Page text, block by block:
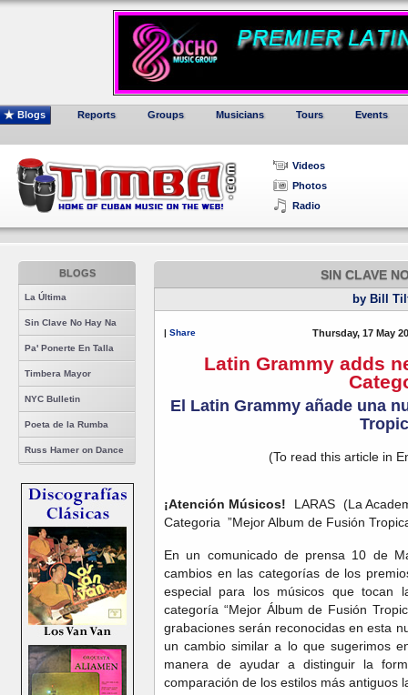
Blogs Reports Groups Musicians Tours Events
Videos
Photos
Radio
BLOGS
La Última
Sin Clave No Hay Na
Pa' Ponerte En Talla
Timbera Mayor
NYC Bulletin
Poeta de la Rumba
Russ Hamer on Dance
SIN CLAVE
by Bill
| Share Thursday, 17 May
Latin Grammy adds
El Latin Grammy añade una
(To read this article in
¡Atención Músicos!
LARAS (La
Categoria ”Mejor Album de Fusión
En un comunicado de prensa 10 de
cambios en las categorías de los
especial para los músicos que tocan
categoría “Mejor Álbum de Fusión
grabaciones serán reconocidas en esta
un cambio similar a lo que sugerimos
manera de ayudar a distinguir la
comparación de los estilos más antiguos